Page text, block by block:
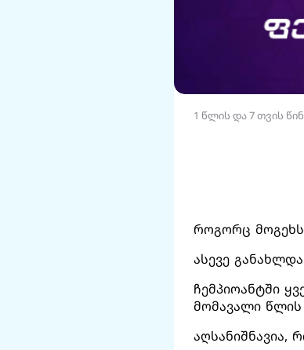
1 წლის და 7 თვის წინ
როგორც
ასევე
ჩემპიოანტში
მომავალი წლის
აღსანიშნავია,